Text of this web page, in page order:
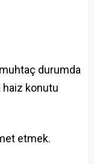
muhtaç durumda
haiz konutu
etmek.